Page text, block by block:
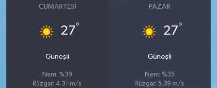
CUMARTESI
27°
Güneşli
Nem: %39
Rüzgar: 4.31 m/s
PAZAR
27°
Güneşli
Nem: %35
Rüzgar: 5.39 m/s